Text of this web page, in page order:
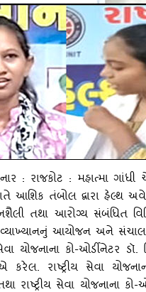
: રાજકોટ : મહાત્‍મા ગાંધી
આશિક તંબોલ દ્વારા હેલ્‍થ
તથા આરોગ્‍ય સંબંધિત
આયોજન અને
યોજનાના કો-ઓર્ડીનેટર
કરેલ. રાષ્‍ટ્રીય સેવા
સેવા યોજનાના કો-